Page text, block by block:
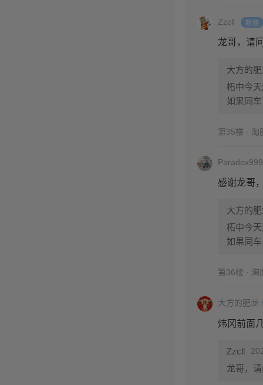
Zzcll
龙哥，请
大方的
柘中今
如果同
第35楼 · 淘
Paradox999
感谢龙哥
大方的
柘中今
如果同
第36楼 · 淘
大方的肥龙
炜冈前面
Zzcll
龙哥，